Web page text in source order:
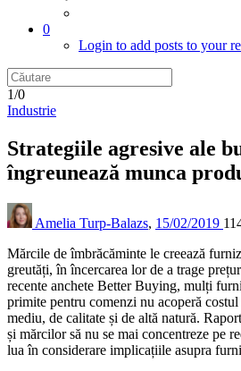
0
Login to add posts to your
1/0
Industrie
Strategiile agresive ale
îngreunează munca
Amelia Turp-Balazs, 15/02/2019
Mărcile de îmbrăcăminte le creează
greutăți, în încercarea lor de a trage
recente anchete Better Buying, mulți
primite pentru comenzi nu acoperă
mediu, de calitate și de altă natură.
și mărcilor să nu se mai concentreze pe
lua în considerare implicațiile asupra